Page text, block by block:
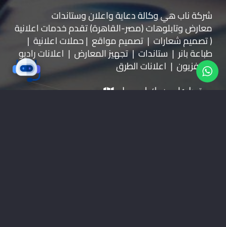
شركة ناب هي وكالة دعاية واعلان وستاندات
معارضوتابلوهات(مصر-القاهرة) تقدم خدمات اعلانية
( تصميم شعارات | تصميم مواقع | حملات اعلانية |
طباعة بانر | ستاندات | تجهيز المعارض | اعلانات راديو
وتليفزيون | اعلانات الطرق
موقعنا على خرائط جوجل